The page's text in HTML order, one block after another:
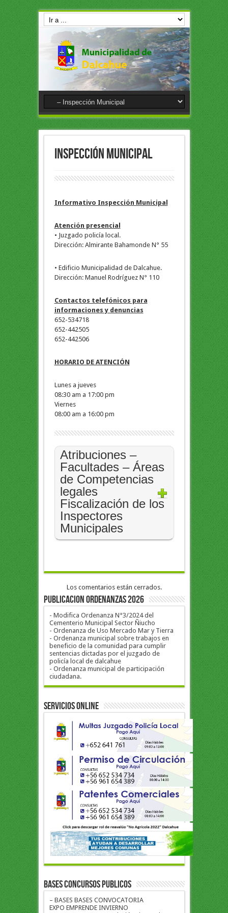
Inspección Municipal
Informativo Inspección Municipal
Atención presencial
• Juzgado policía local.
Dirección: Almirante Bahamonde N° 55
• Edificio Municipalidad de Dalcahue.
Dirección: Manuel Rodríguez N° 110
Contactos telefónicos para
informaciones y denuncias
652-534718
652-442505
652-442506
HORARIO DE ATENCIÓN
Lunes a jueves
08:30 am a 17:00 pm
Viernes
08:00 am a 16:00 pm
Atribuciones –
Facultades – Áreas
de Competencias
legales
Fiscalización de los
Inspectores
Municipales
Los comentarios están cerrados.
PUBLICACION ORDENANZAS 2026
- Modifica Ordenanza N°3/2024 del
Cementerio Municipal Sector Ñiucho
- Ordenanza de Uso Mercado Mar y Tierra
- Ordenanza municipal sobre trabajos en
beneficio de la comunidad para cumplir
sentencias dictadas por el juzgado de
policía local de dalcahue
- Ordenanza municipal de participación
ciudadana.
Servicios Online
BASES CONCURSOS PUBLICOS
– BASES BASES CONVOCATORIA
EXPO EMPRENDE INVIERNO